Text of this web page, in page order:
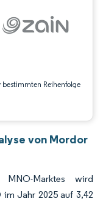
bestimmten Reihenfolge
von Mordor
Marktes wird
Jahr 2025 auf 3,42